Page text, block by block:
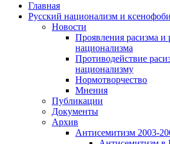
Главная
Русский национализм и
Новости
Проявления расизма и
национализма
Противодействие
национализму
Нормотворчество
Мнения
Публикации
Документы
Архив
Антисемитизм 2003-